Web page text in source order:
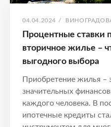
ОПУБЛИКОВАНО
04.04.2024 / АВТОР:
Процентные ставки
вторичное жилье –
выгодного выбора
Приобретение жилья –
значительных
каждого человека. В
ипотечные кредиты